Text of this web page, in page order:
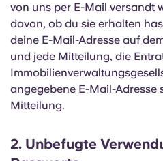
von uns per E-Mail versandt
davon, ob du sie erhalten
deine E-Mail-Adresse auf
und jede Mitteilung, die
angegebene E-Mail-Adresse
Mitteilung.
2. Unbefugte